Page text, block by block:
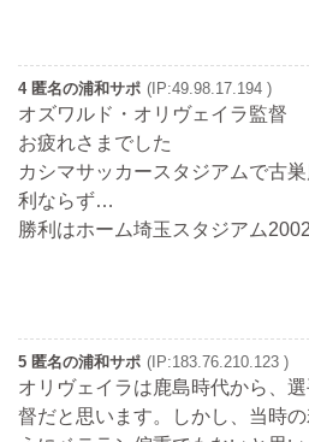
4 匿名の浦和サポ (IP:49.98.17.194 )
オズワルド・オリヴェイラ監督
お疲れさまでした
カシマサッカースタジアムで古
利ならず…
勝利はホーム埼玉スタジアム
5 匿名の浦和サポ (IP:183.76.210.123 )
オリヴェイラは鹿島時代から、
督だと思います。しかし、当時